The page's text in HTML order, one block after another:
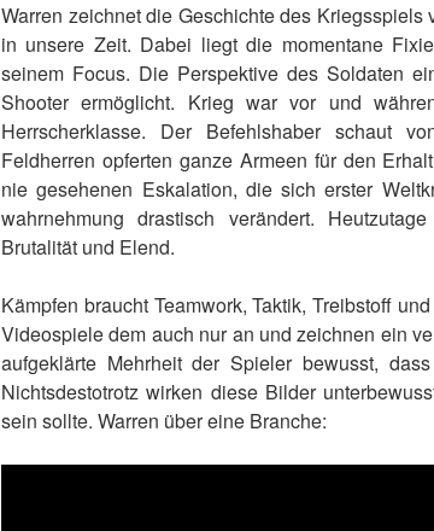
Warren zeichnet die Geschichte des
in unsere Zeit. Dabei liegt die momentane
seinem Focus. Die Perspektive des Soldaten
Shooter ermöglicht. Krieg war vor und
Herrscherklasse. Der Befehlshaber schaut
Feldherren opferten ganze Armeen für den
nie gesehenen Eskalation, die sich erster
wahrnehmung drastisch verändert.
Brutalität und Elend.
Kämpfen braucht Teamwork, Taktik, Treibstoff
Videospiele dem auch nur an und zeichnen ein
aufgeklärte Mehrheit der Spieler bewusst,
Nichtsdestotrotz wirken diese Bilder
sein sollte. Warren über eine Branche: